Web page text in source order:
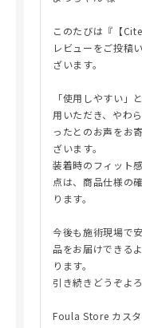
このたびは『【
レビューをご投稿
ざいます。
「使用しやすい」
用いただき、やわ
ったとのお声をお
ざいます。
装着時のフィット
点は、商品仕様の
ります。
今後も施術現場で
品をお届けできる
ります。
引き続きどうぞよ
Foula Store カス